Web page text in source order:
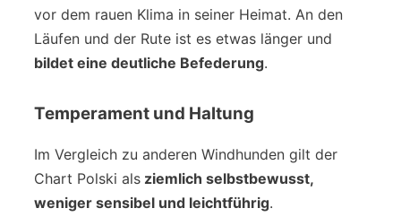
vor dem rauen Klima in seiner Heimat. An den
Läufen und der Rute ist es etwas länger und
bildet eine deutliche Befederung.
Temperament und Haltung
Im Vergleich zu anderen Windhunden gilt der
Chart Polski als ziemlich selbstbewusst,
weniger sensibel und leichtführig.